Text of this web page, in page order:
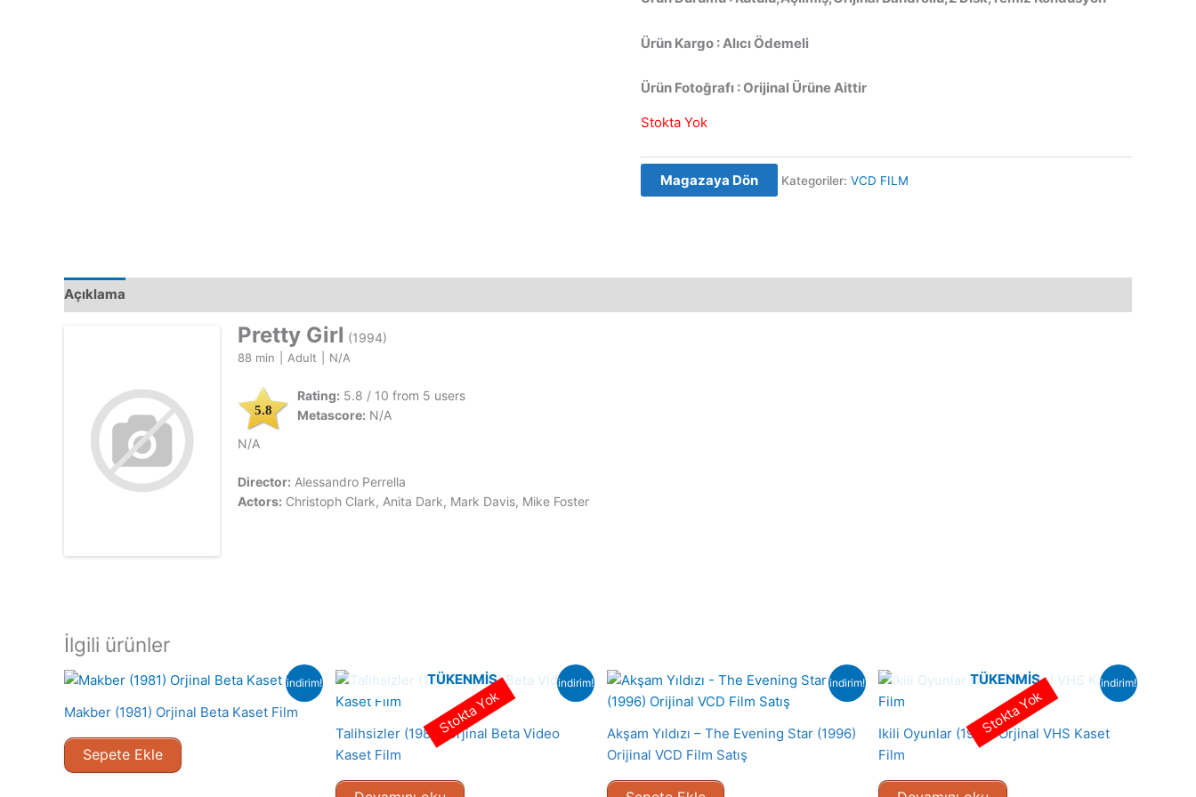
Ürün Kargo : Alıcı Ödemeli
Ürün Fotoğrafı : Orijinal Ürüne Aittir
Stokta Yok
Magazaya Dön Kategoriler: VCD FILM
Açıklama
Pretty Girl (1994)
88 min Adult N/A
5.8
Rating: 5.8 / 10 from 5 users
Metascore: N/A
N/A
Director: Alessandro Perrella
Actors: Christoph Clark, Anita Dark, Mark Davis, Mike Foster
İlgili ürünler
indirim!
Makber (1981) Orjinal Beta Kaset Film
Sepete Ekle
indirim!
TÜKENMIŞ
Talihsizler (1987) Orjinal Beta Video
Kaset Film
Stokta Yok
indirim!
Akşam Yıldızı – The Evening Star (1996)
Orijinal VCD Film Satış
indirim!
TÜKENMIŞ
Ikili Oyunlar (1989) Orjinal VHS Kaset
Film
Stokta Yok